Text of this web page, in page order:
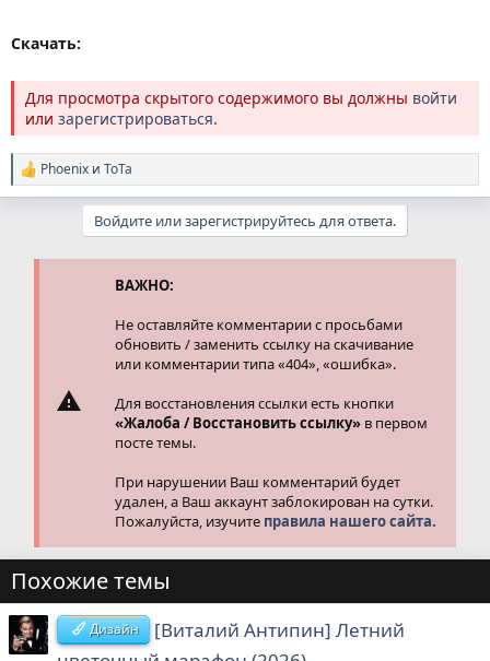
Скачать:
Для просмотра скрытого содержимого вы должны войти
или зарегистрироваться.
Р
е
Phoenix и ТоТа
Войдите или зарегистрируйтесь для ответа.
ВАЖНО:
Не оставляйте комментарии с просьбами
обновить / заменить ссылку на скачивание
или комментарии типа «404», «ошибка».
Для восстановления ссылки есть кнопки
«Жалоба / Восстановить ссылку» в первом
посте темы.
При нарушении Ваш комментарий будет
удален, а Ваш аккаунт заблокирован на сутки.
Пожалуйста, изучите правила нашего сайта.
Похожие темы
Дизайн
[Виталий Антипин] Летний